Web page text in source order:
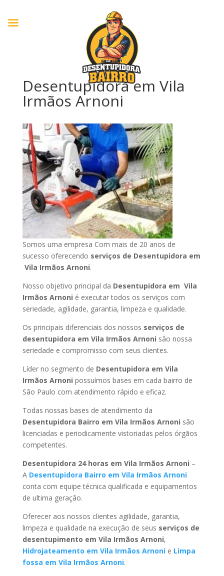
Desentupidora em Vila
Irmãos Arnoni
Somos uma empresa Com mais de 20 anos de
sucesso oferecendo serviços de Desentupidora em
Vila Irmãos Arnoni.
Nosso objetivo principal da Desentupidora em Vila
Irmãos Arnoni é executar todos os serviços com
seriedade, agilidade, garantia, limpeza e qualidade.
Os principais diferenciais dos nossos serviços de
desentupidora em Vila Irmãos Arnoni são nossa
seriedade e compromisso com seus clientes.
Líder no segmento de Desentupidora em Vila
Irmãos Arnoni possuímos bases em cada bairro de
São Paulo com atendimento rápido e eficaz.
Todas nossas bases de atendimento da
Desentupidora Bairro em Vila Irmãos Arnoni são
licenciadas e periodicamente vistoriadas pelos órgãos
competentes.
Desentupidora 24 horas em Vila Irmãos Arnoni –
A Desentupidora Bairro em Vila Irmãos Arnoni
conta com equipe técnica qualificada e equipamentos
de ultima geração.
Oferecer aos nossos clientes agilidade, garantia,
limpeza e qualidade na execução de seus serviços de
desentupimento em Vila Irmãos Arnoni,
Hidrojateamento em Vila Irmãos Arnonie Limpa
fossa em Vila Irmãos Arnoni.